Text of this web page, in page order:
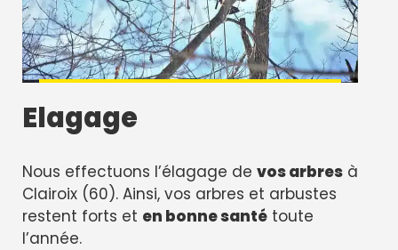
Elagage
Nous effectuons l’élagage de vos arbres à
Clairoix (60). Ainsi, vos arbres et arbustes
restent forts et en bonne santé toute
l’année.